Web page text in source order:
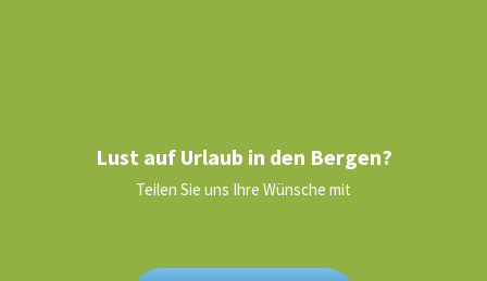
Lust auf Urlaub in den Bergen?
Teilen Sie uns Ihre Wünsche mit